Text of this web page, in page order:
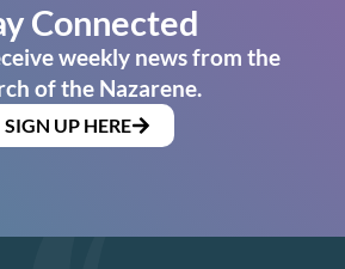
Connected
weekly news from the
of the Nazarene.
SIGN UP HERE